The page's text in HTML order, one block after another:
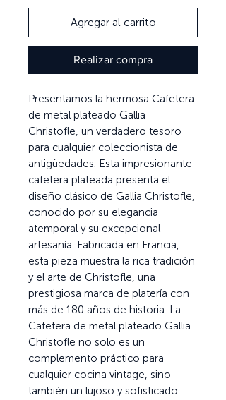
Agregar al carrito
Realizar compra
Presentamos la hermosa Cafetera
de metal plateado Gallia
Christofle, un verdadero tesoro
para cualquier coleccionista de
antigüedades. Esta impresionante
cafetera plateada presenta el
diseño clásico de Gallia Christofle,
conocido por su elegancia
atemporal y su excepcional
artesanía. Fabricada en Francia,
esta pieza muestra la rica tradición
y el arte de Christofle, una
prestigiosa marca de platería con
más de 180 años de historia. La
Cafetera de metal plateado Gallia
Christofle no solo es un
complemento práctico para
cualquier cocina vintage, sino
también un lujoso y sofisticado